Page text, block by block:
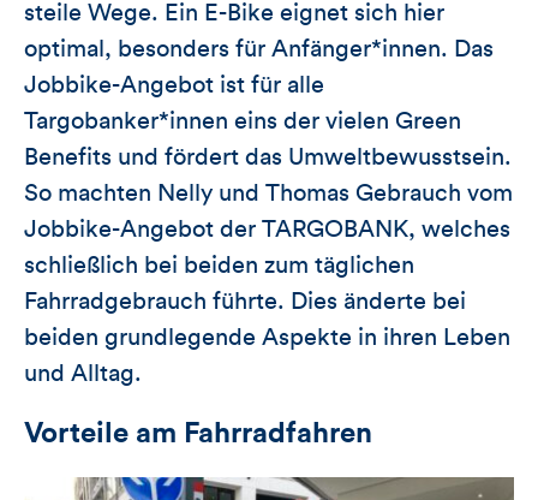
steile Wege. Ein E-Bike eignet sich hier
optimal, besonders für Anfänger*innen. Das
Jobbike-Angebot ist für alle
Targobanker*innen eins der vielen Green
Benefits und fördert das Umweltbewusstsein.
So machten Nelly und Thomas Gebrauch vom
Jobbike-Angebot der TARGOBANK, welches
schließlich bei beiden zum täglichen
Fahrradgebrauch führte. Dies änderte bei
beiden grundlegende Aspekte in ihren Leben
und Alltag.
Vorteile am Fahrradfahren